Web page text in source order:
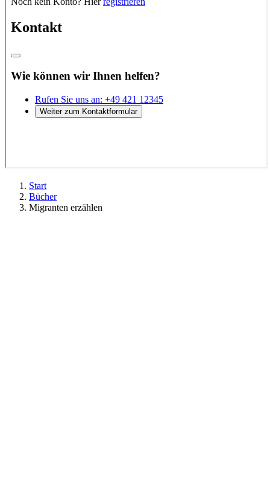
Start
Bücher
Migranten erzählen